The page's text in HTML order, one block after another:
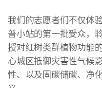
我们的志愿者们不仅体
普小站的第一批受众，
授对红树类群植物功能
心城区抵御灾害性气候
性、以及固碳储碳、净